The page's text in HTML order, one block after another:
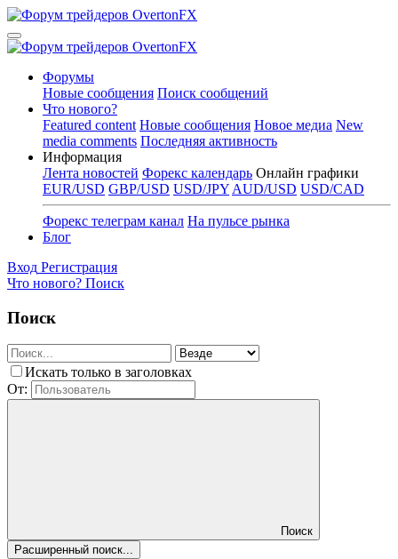
Форумы
Новые сообщения Поиск сообщений
Что нового?
Featured content Новые сообщения Новое медиа New
media comments Последняя активность
Информация
Лента новостей Форекс календарь Онлайн графики
EUR/USD GBP/USD USD/JPY AUD/USD USD/CAD
Форекс телеграм канал На пульсе рынка
Блог
Вход Регистрация
Что нового? Поиск
Поиск
Искать только в заголовках
От:
Поиск
Расширенный поиск...